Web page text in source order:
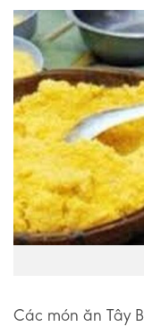
Các món ăn Tây